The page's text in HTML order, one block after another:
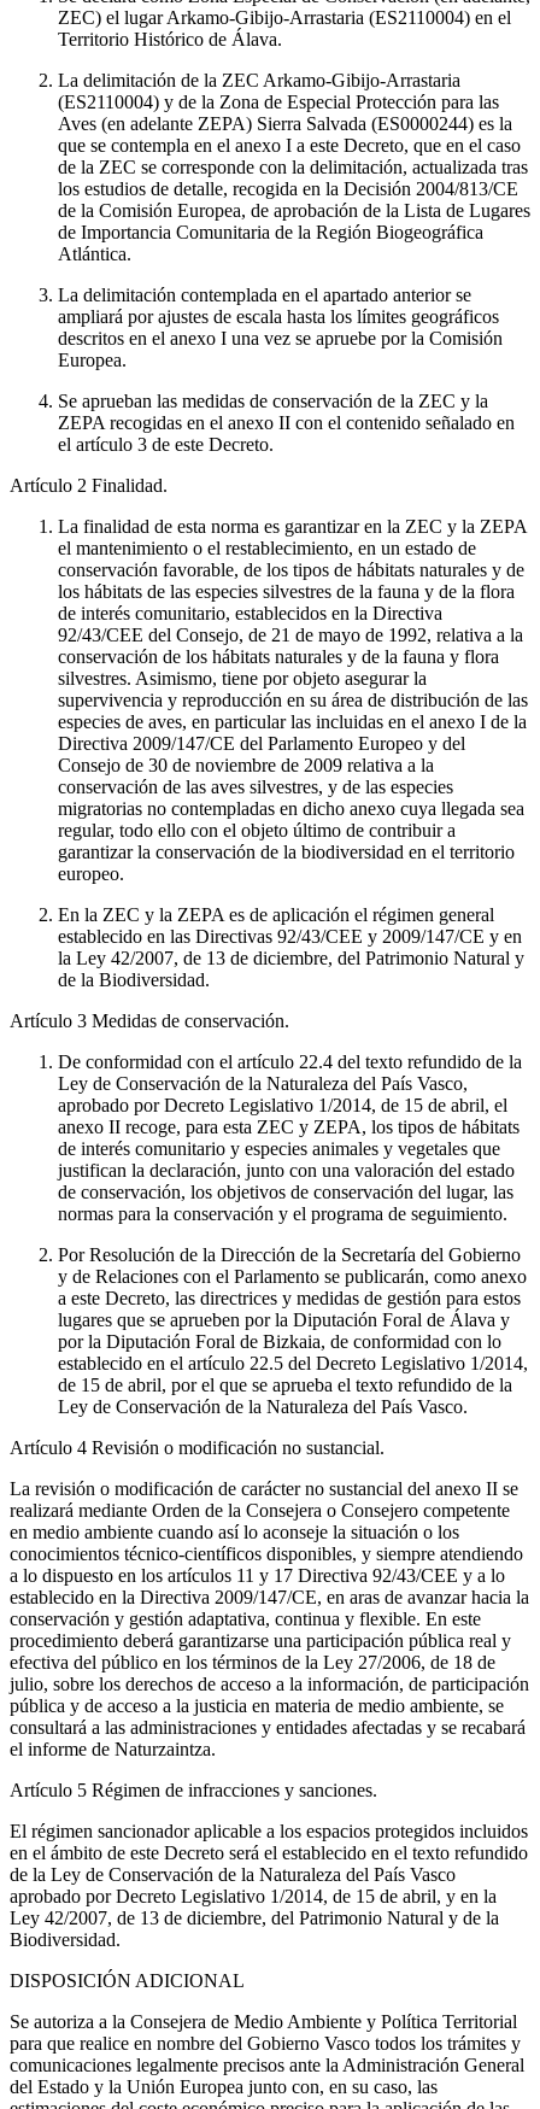
ZEC) el lugar Arkamo-Gibijo-Arrastaria (ES2110004) en el
Territorio Histórico de Álava.
La delimitación de la ZEC Arkamo-Gibijo-Arrastaria
(ES2110004) y de la Zona de Especial Protección para las
Aves (en adelante ZEPA) Sierra Salvada (ES0000244) es la
que se contempla en el anexo I a este Decreto, que en el caso
de la ZEC se corresponde con la delimitación, actualizada tras
los estudios de detalle, recogida en la Decisión 2004/813/CE
de la Comisión Europea, de aprobación de la Lista de Lugares
de Importancia Comunitaria de la Región Biogeográfica
Atlántica.
La delimitación contemplada en el apartado anterior se
ampliará por ajustes de escala hasta los límites geográficos
descritos en el anexo I una vez se apruebe por la Comisión
Europea.
Se aprueban las medidas de conservación de la ZEC y la
ZEPA recogidas en el anexo II con el contenido señalado en
el artículo 3 de este Decreto.
Artículo 2 Finalidad.
La finalidad de esta norma es garantizar en la ZEC y la ZEPA
el mantenimiento o el restablecimiento, en un estado de
conservación favorable, de los tipos de hábitats naturales y de
los hábitats de las especies silvestres de la fauna y de la flora
de interés comunitario, establecidos en la Directiva
92/43/CEE del Consejo, de 21 de mayo de 1992, relativa a la
conservación de los hábitats naturales y de la fauna y flora
silvestres. Asimismo, tiene por objeto asegurar la
supervivencia y reproducción en su área de distribución de las
especies de aves, en particular las incluidas en el anexo I de la
Directiva 2009/147/CE del Parlamento Europeo y del
Consejo de 30 de noviembre de 2009 relativa a la
conservación de las aves silvestres, y de las especies
migratorias no contempladas en dicho anexo cuya llegada sea
regular, todo ello con el objeto último de contribuir a
garantizar la conservación de la biodiversidad en el territorio
europeo.
En la ZEC y la ZEPA es de aplicación el régimen general
establecido en las Directivas 92/43/CEE y 2009/147/CE y en
la Ley 42/2007, de 13 de diciembre, del Patrimonio Natural y
de la Biodiversidad.
Artículo 3 Medidas de conservación.
De conformidad con el artículo 22.4 del texto refundido de la
Ley de Conservación de la Naturaleza del País Vasco,
aprobado por Decreto Legislativo 1/2014, de 15 de abril, el
anexo II recoge, para esta ZEC y ZEPA, los tipos de hábitats
de interés comunitario y especies animales y vegetales que
justifican la declaración, junto con una valoración del estado
de conservación, los objetivos de conservación del lugar, las
normas para la conservación y el programa de seguimiento.
Por Resolución de la Dirección de la Secretaría del Gobierno
y de Relaciones con el Parlamento se publicarán, como anexo
a este Decreto, las directrices y medidas de gestión para estos
lugares que se aprueben por la Diputación Foral de Álava y
por la Diputación Foral de Bizkaia, de conformidad con lo
establecido en el artículo 22.5 del Decreto Legislativo 1/2014,
de 15 de abril, por el que se aprueba el texto refundido de la
Ley de Conservación de la Naturaleza del País Vasco.
Artículo 4 Revisión o modificación no sustancial.
La revisión o modificación de carácter no sustancial del anexo II se
realizará mediante Orden de la Consejera o Consejero competente
en medio ambiente cuando así lo aconseje la situación o los
conocimientos técnico-científicos disponibles, y siempre atendiendo
a lo dispuesto en los artículos 11 y 17 Directiva 92/43/CEE y a lo
establecido en la Directiva 2009/147/CE, en aras de avanzar hacia la
conservación y gestión adaptativa, continua y flexible. En este
procedimiento deberá garantizarse una participación pública real y
efectiva del público en los términos de la Ley 27/2006, de 18 de
julio, sobre los derechos de acceso a la información, de participación
pública y de acceso a la justicia en materia de medio ambiente, se
consultará a las administraciones y entidades afectadas y se recabará
el informe de Naturzaintza.
Artículo 5 Régimen de infracciones y sanciones.
El régimen sancionador aplicable a los espacios protegidos incluidos
en el ámbito de este Decreto será el establecido en el texto refundido
de la Ley de Conservación de la Naturaleza del País Vasco
aprobado por Decreto Legislativo 1/2014, de 15 de abril, y en la
Ley 42/2007, de 13 de diciembre, del Patrimonio Natural y de la
Biodiversidad.
DISPOSICIÓN ADICIONAL
Se autoriza a la Consejera de Medio Ambiente y Política Territorial
para que realice en nombre del Gobierno Vasco todos los trámites y
comunicaciones legalmente precisos ante la Administración General
del Estado y la Unión Europea junto con, en su caso, las